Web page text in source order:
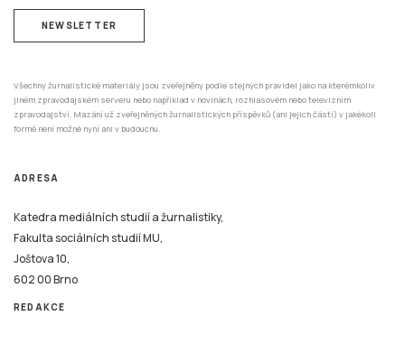
NEWSLETTER
Všechny žurnalistické materiály jsou zveřejněny podle stejných pravidel jako na kterémkoliv
jiném zpravodajském serveru nebo například v novinách, rozhlasovém nebo televizním
zpravodajství. Mazání už zveřejněných žurnalistických příspěvků (ani jejich částí) v jakékoli
formě není možné nyní ani v budoucnu.
ADRESA
Katedra mediálních studií a žurnalistiky,
Fakulta sociálních studií MU,
Joštova 10,
602 00 Brno
REDAKCE